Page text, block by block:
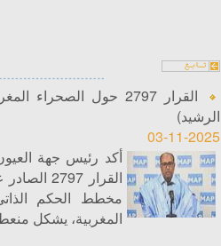
القرار 2797 حول
الرشيد)
03-11-2025
أكد رئيس جهة
القرار
مخطط الحكم
المغربية، يشكل